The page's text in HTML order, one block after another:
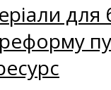
для